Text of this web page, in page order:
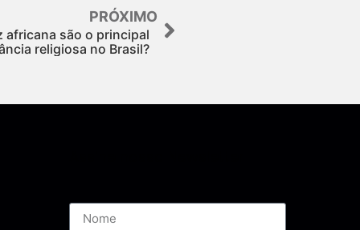
PRÓXIMO
africana são o principal
religiosa no Brasil?